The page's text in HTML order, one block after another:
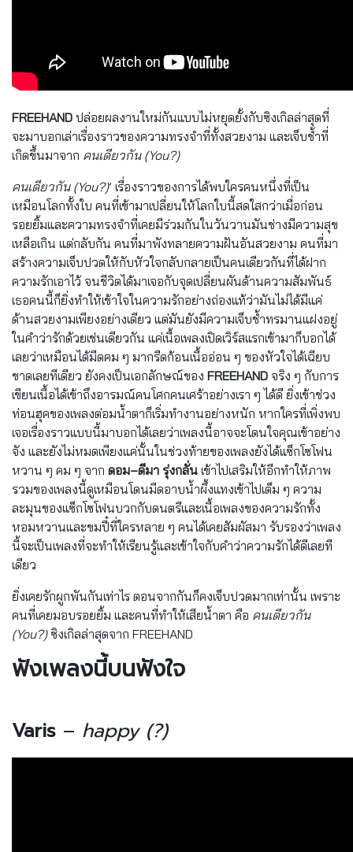
FREEHAND ปล่อยผลงานใหม่กันแบบไม่หยุดยั้งกับซิงเกิลล่าสุดที่
จะมาบอกเล่าเรื่องราวของความทรงจำที่ทั้งสวยงาม และเจ็บช้ำที่
เกิดขึ้นมาจาก คนเดียวกัน (You?)
คนเดียวกัน (You?)’ เรื่องราวของการได้พบใครคนหนึ่งที่เป็น
เหมือนโลกทั้งใบ คนที่เข้ามาเปลี่ยนให้โลกใบนี้สดใสกว่าเมื่อก่อน
รอยยิ้มและความทรงจำที่เคยมีร่วมกันในวันวานมันช่างมีความสุข
เหลือเกิน แต่กลับกัน คนที่มาพังทลายความฝันอันสวยงาม คนที่มา
สร้างความเจ็บปวดให้กับหัวใจกลับกลายเป็นคนเดียวกันที่ได้ฝาก
ความรักเอาไว้ จนชีวิตได้มาเจอกับจุดเปลี่ยนผันด้านความสัมพันธ์
เธอคนนี้ก็ยิ่งทำให้เข้าใจในความรักอย่างถ่องแท้ว่ามันไม่ได้มีแค่
ด้านสวยงามเพียงอย่างเดียว แต่มันยังมีความเจ็บช้ำทรมานแฝงอยู่
ในคำว่ารักด้วยเช่นเดียวกัน แค่เนื้อเพลงเปิดเวิร์สแรกเข้ามาก็บอกได้
เลยว่าเหมือนได้มีดคม ๆ มากรีดก้อนเนื้ออ่อน ๆ ของหัวใจได้เฉียบ
ขาดเลยทีเดียว ยังคงเป็นเอกลักษณ์ของ FREEHAND จริง ๆ กับการ
เขียนเนื้อได้เข้าถึงอารมณ์คนโศกคนเศร้าอย่างเรา ๆ ได้ดี ยิ่งเข้าช่วง
ท่อนฮุคของเพลงต่อมน้ำตาก็เริ่มทำงานอย่างหนัก หากใครที่เพิ่งพบ
เจอเรื่องราวแบบนี้มาบอกได้เลยว่าเพลงนี้อาจจะโดนใจคุณเข้าอย่าง
จัง และยังไม่หมดเพียงแค่นั้นในช่วงท้ายของเพลงยังได้แซ็กโซโฟน
หวาน ๆ คม ๆ จาก ดอม–ดีมา รุ่งกลั่น เข้าไปเสริมให้อีกทำให้ภาพ
รวมของเพลงนี้ดูเหมือนโดนมีดอาบน้ำผึ้งแทงเข้าไปเต็ม ๆ ความ
ละมุนของแซ็กโซโฟนบวกกับดนตรีและเนื้อเพลงของความรักทั้ง
หอมหวานและขมปี๋ที่ใครหลาย ๆ คนได้เคยสัมผัสมา รับรองว่าเพลง
นี้จะเป็นเพลงที่จะทำให้เรียนรู้และเข้าใจกับคำว่าความรักได้ดีเลยที
เดียว
ยิ่งเคยรักผูกพันกันเท่าไร ตอนจากกันก็คงเจ็บปวดมากเท่านั้น เพราะ
คนที่เคยมอบรอยยิ้ม และคนที่ทำให้เสียน้ำตา คือ คนเดียวกัน
(You?)ซิงเกิลล่าสุดจาก FREEHAND
ฟังเพลงนี้บนฟังใจ
Varis – happy (?)